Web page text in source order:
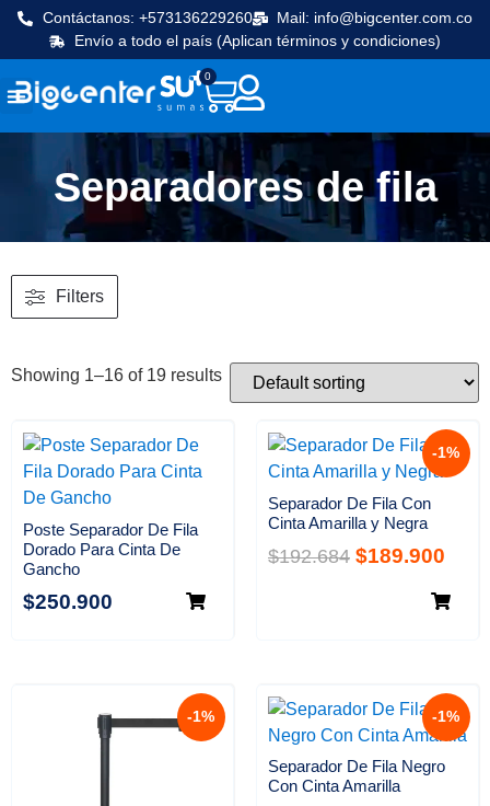
Contáctanos: +573136229260
Mail: info@bigcenter.com.co
Envío a todo el país (Aplican términos y condiciones)
0
Separadores de fila
Filters
Showing 1–16 of 19 results
Poste Separador De Fila
Dorado Para Cinta De
Gancho
$250.900
-1%
Separador De Fila Con
Cinta Amarilla y Negra
$192.684 $189.900
-1% -1%
Separador De Fila Negro
Con Cinta Amarilla